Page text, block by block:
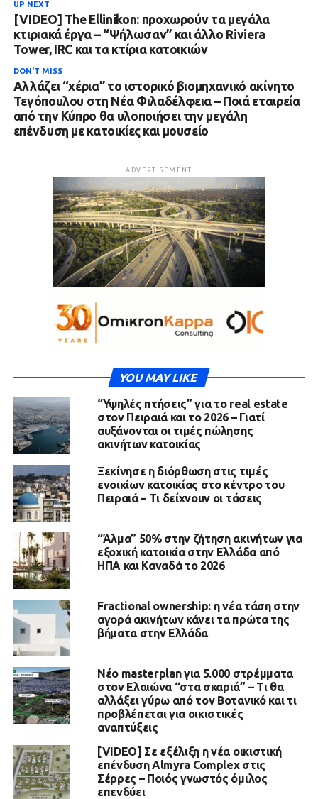
UP NEXT
[VIDEO] The Ellinikon: προχωρούν τα μεγάλα
κτιριακά έργα – “Ψήλωσαν” και άλλο Riviera
Tower, IRC και τα κτίρια κατοικιών
DON'T MISS
Αλλάζει “χέρια” το ιστορικό βιομηχανικό ακίνητο
Τεγόπουλου στη Νέα Φιλαδέλφεια – Ποιά εταιρεία
από την Κύπρο θα υλοποιήσει την μεγάλη
επένδυση με κατοικίες και μουσείο
ADVERTISEMENT
YOU MAY LIKE
“Υψηλές πτήσεις” για το real estate
στον Πειραιά και το 2026 – Γιατί
αυξάνονται οι τιμές πώλησης
ακινήτων κατοικίας
Ξεκίνησε η διόρθωση στις τιμές
ενοικίων κατοικίας στο κέντρο του
Πειραιά – Τι δείχνουν οι τάσεις
“Άλμα” 50% στην ζήτηση ακινήτων για
εξοχική κατοικία στην Ελλάδα από
ΗΠΑ και Καναδά το 2026
Fractional ownership: η νέα τάση στην
αγορά ακινήτων κάνει τα πρώτα της
βήματα στην Ελλάδα
Νέο masterplan για 5.000 στρέμματα
στον Ελαιώνα “στα σκαριά” – Τι θα
αλλάξει γύρω από τον Βοτανικό και τι
προβλέπεται για οικιστικές
αναπτύξεις
[VIDEO] Σε εξέλιξη η νέα οικιστική
επένδυση Almyra Complex στις
Σέρρες – Ποιός γνωστός όμιλος
επενδύει